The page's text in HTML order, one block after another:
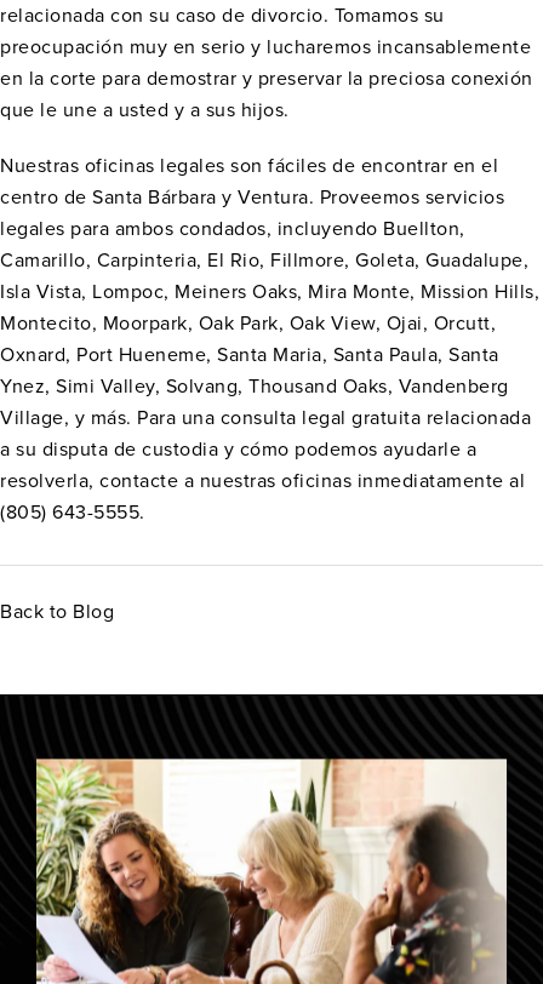
relacionada con su caso de divorcio. Tomamos su
preocupación muy en serio y lucharemos incansablemente
en la corte para demostrar y preservar la preciosa conexión
que le une a usted y a sus hijos.
Nuestras oficinas legales son fáciles de encontrar en el
centro de Santa Bárbara y Ventura. Proveemos servicios
legales para ambos condados, incluyendo Buellton,
Camarillo, Carpinteria, El Rio, Fillmore, Goleta, Guadalupe,
Isla Vista, Lompoc, Meiners Oaks, Mira Monte, Mission Hills,
Montecito, Moorpark, Oak Park, Oak View, Ojai, Orcutt,
Oxnard, Port Hueneme, Santa Maria, Santa Paula, Santa
Ynez, Simi Valley, Solvang, Thousand Oaks, Vandenberg
Village, y más. Para una consulta legal gratuita relacionada
a su disputa de custodia y cómo podemos ayudarle a
resolverla, contacte a nuestras oficinas inmediatamente al
(805) 643-5555.
Back to Blog